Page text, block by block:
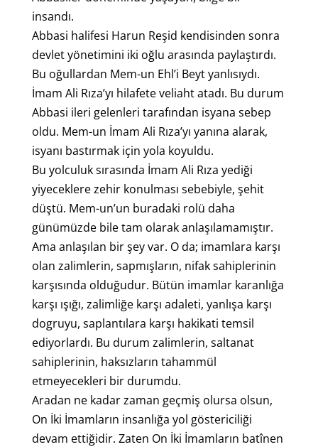
insandı.
Abbasi halifesi Harun Reşid kendisinden sonra
devlet yönetimini iki oğlu arasında paylaştırdı.
Bu oğullardan Mem-un Ehl’i Beyt yanlısıydı.
İmam Ali Rıza’yı hilafete veliaht atadı. Bu durum
Abbasi ileri gelenleri tarafından isyana sebep
oldu. Mem-un İmam Ali Rıza’yı yanına alarak,
isyanı bastırmak için yola koyuldu.
Bu yolculuk sırasında İmam Ali Rıza yediği
yiyeceklere zehir konulması sebebiyle, şehit
düştü. Mem-un’un buradaki rolü daha
günümüzde bile tam olarak anlaşılamamıştır.
Ama anlaşılan bir şey var. O da; imamlara karşı
olan zalimlerin, sapmışların, nifak sahiplerinin
karşısında olduğudur. Bütün imamlar karanlığa
karşı ışığı, zalimliğe karşı adaleti, yanlışa karşı
dogruyu, saplantılara karşı hakikati temsil
ediyorlardı. Bu durum zalimlerin, saltanat
sahiplerinin, haksızların tahammül
etmeyecekleri bir durumdu.
Aradan ne kadar zaman geçmiş olursa olsun,
On İki İmamların insanlığa yol göstericiliği
devam ettiğidir. Zaten On İki İmamların batînen